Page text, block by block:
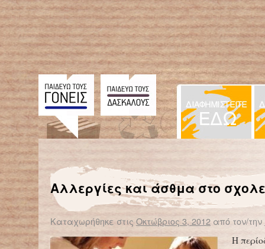
← Επιστροφή στο %s
Θεραπεία χρονίων νοσημάτων με εκπαιδευμένους σκύλους – Έρευνα Θ.Χ.Π.ΑΝ.Α – Sapt Hellas
Αλλεργίες και άσθμα στο
Καταχωρήθηκε στις Οκτώβριος 3, 2012 από τον/την
Η